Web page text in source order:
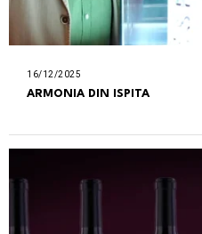
16/12/2025
ARMONIA DIN ISPITA